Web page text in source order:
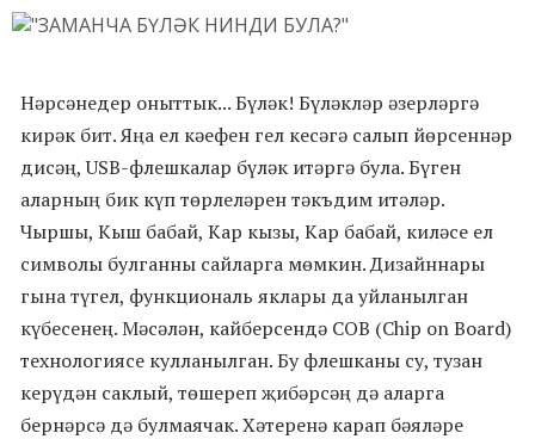
Нәрсәнедер оныттык... Бүләк! Бүләкләр әзерләргә
кирәк бит. Яңа ел кәефен гел кесәгә салып йөрсеннәр
дисәң,USB-флешкалар бүләк итәргә була. Бүген
аларның бик күп төрлеләрен тәкъдим итәләр.
Чыршы, Кыш бабай, Кар кызы, Кар бабай, киләсе ел
символы булганны сайларга мөмкин. Дизайннары
гына түгел, функциональ яклары да уйланылган
күбесенең. Мәсәлән, кайберсендә COB (Chip on Board)
технологиясе кулланылган. Бу флешканы су, тузан
керүдән саклый, төшереп җибәрсәң дә аларга
бернәрсә дә булмаячак. Хәтеренә карап бәяләре